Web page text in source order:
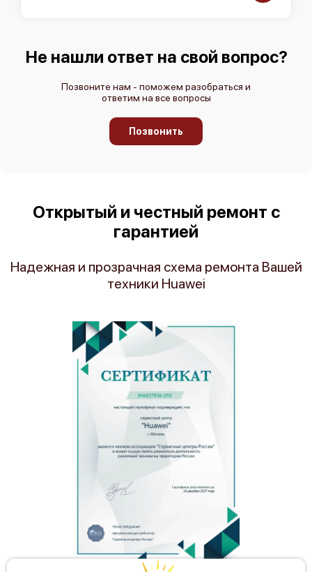
Не нашли ответ на свой вопрос?
Позвоните нам - поможем разобраться и
ответим на все вопросы
Позвонить
Открытый и честный ремонт с
гарантией
Надежная и прозрачная схема ремонта Вашей
техники Huawei